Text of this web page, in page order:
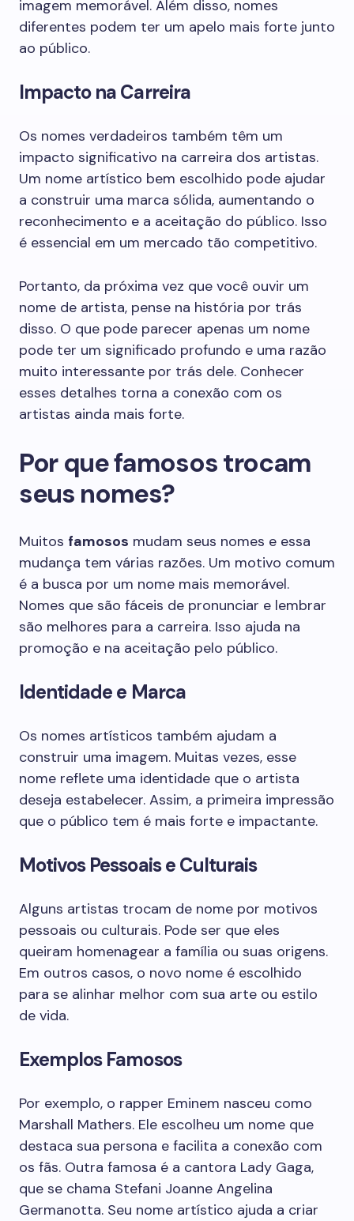
imagem memorável. Além disso, nomes
diferentes podem ter um apelo mais forte junto
ao público.
Impacto na Carreira
Os nomes verdadeiros também têm um
impacto significativo na carreira dos artistas.
Um nome artístico bem escolhido pode ajudar
a construir uma marca sólida, aumentando o
reconhecimento e a aceitação do público. Isso
é essencial em um mercado tão competitivo.
Portanto, da próxima vez que você ouvir um
nome de artista, pense na história por trás
disso. O que pode parecer apenas um nome
pode ter um significado profundo e uma razão
muito interessante por trás dele. Conhecer
esses detalhes torna a conexão com os
artistas ainda mais forte.
Por que famosos trocam
seus nomes?
Muitos famosos mudam seus nomes e essa
mudança tem várias razões. Um motivo comum
é a busca por um nome mais memorável.
Nomes que são fáceis de pronunciar e lembrar
são melhores para a carreira. Isso ajuda na
promoção e na aceitação pelo público.
Identidade e Marca
Os nomes artísticos também ajudam a
construir uma imagem. Muitas vezes, esse
nome reflete uma identidade que o artista
deseja estabelecer. Assim, a primeira impressão
que o público tem é mais forte e impactante.
Motivos Pessoais e Culturais
Alguns artistas trocam de nome por motivos
pessoais ou culturais. Pode ser que eles
queiram homenagear a família ou suas origens.
Em outros casos, o novo nome é escolhido
para se alinhar melhor com sua arte ou estilo
de vida.
Exemplos Famosos
Por exemplo, o rapper Eminem nasceu como
Marshall Mathers. Ele escolheu um nome que
destaca sua persona e facilita a conexão com
os fãs. Outra famosa é a cantora Lady Gaga,
que se chama Stefani Joanne Angelina
Germanotta. Seu nome artístico ajuda a criar